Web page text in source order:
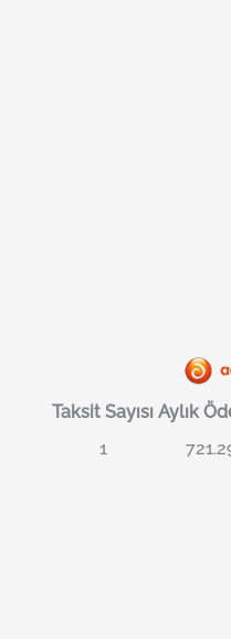
Taksit Sayısı Aylık
1